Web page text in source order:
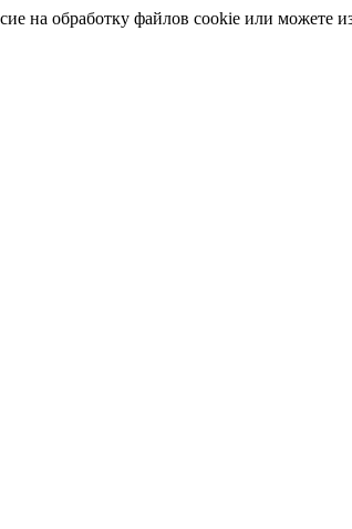
на обработку файлов cookie или можете